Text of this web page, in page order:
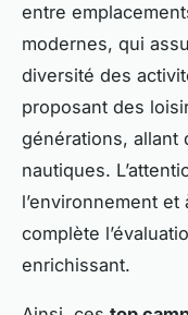
entre
modernes, qui
diversité des
proposant des
générations, allant
nautiques.
l’environnement et
complète
enrichissant.